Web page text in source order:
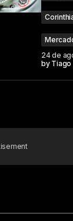
24 de
by Tiago